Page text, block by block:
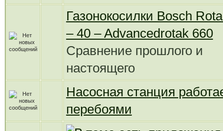
Газонокосилки Bosch
– 40 – Advancedrotak 660
Сравнение прошлого и
настоящего
Насосная станция
перебоями